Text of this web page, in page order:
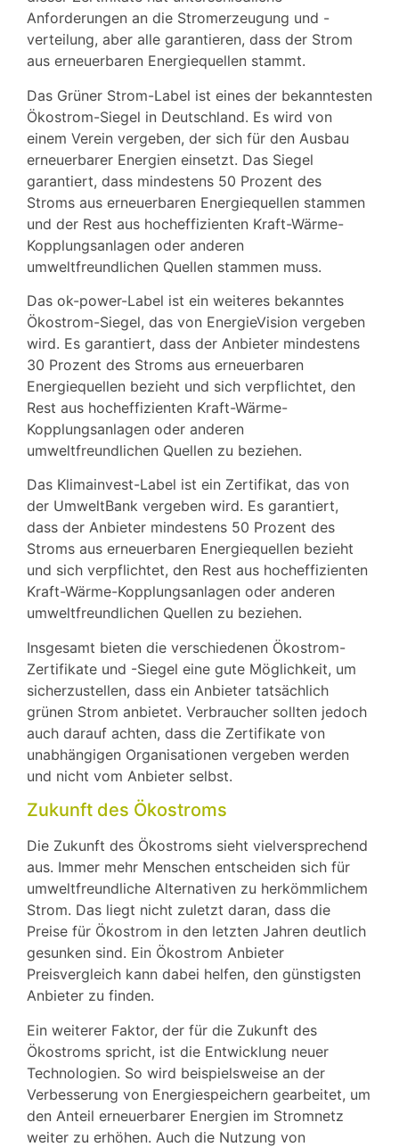
Anforderungen an die Stromerzeugung und -
verteilung, aber alle garantieren, dass der Strom
aus erneuerbaren Energiequellen stammt.
Das Grüner Strom-Label ist eines der bekanntesten
Ökostrom-Siegel in Deutschland. Es wird von
einem Verein vergeben, der sich für den Ausbau
erneuerbarer Energien einsetzt. Das Siegel
garantiert, dass mindestens 50 Prozent des
Stroms aus erneuerbaren Energiequellen stammen
und der Rest aus hocheffizienten Kraft-Wärme-
Kopplungsanlagen oder anderen
umweltfreundlichen Quellen stammen muss.
Das ok-power-Label ist ein weiteres bekanntes
Ökostrom-Siegel, das von EnergieVision vergeben
wird. Es garantiert, dass der Anbieter mindestens
30 Prozent des Stroms aus erneuerbaren
Energiequellen bezieht und sich verpflichtet, den
Rest aus hocheffizienten Kraft-Wärme-
Kopplungsanlagen oder anderen
umweltfreundlichen Quellen zu beziehen.
Das Klimainvest-Label ist ein Zertifikat, das von
der UmweltBank vergeben wird. Es garantiert,
dass der Anbieter mindestens 50 Prozent des
Stroms aus erneuerbaren Energiequellen bezieht
und sich verpflichtet, den Rest aus hocheffizienten
Kraft-Wärme-Kopplungsanlagen oder anderen
umweltfreundlichen Quellen zu beziehen.
Insgesamt bieten die verschiedenen Ökostrom-
Zertifikate und -Siegel eine gute Möglichkeit, um
sicherzustellen, dass ein Anbieter tatsächlich
grünen Strom anbietet. Verbraucher sollten jedoch
auch darauf achten, dass die Zertifikate von
unabhängigen Organisationen vergeben werden
und nicht vom Anbieter selbst.
Zukunft des Ökostroms
Die Zukunft des Ökostroms sieht vielversprechend
aus. Immer mehr Menschen entscheiden sich für
umweltfreundliche Alternativen zu herkömmlichem
Strom. Das liegt nicht zuletzt daran, dass die
Preise für Ökostrom in den letzten Jahren deutlich
gesunken sind. Ein Ökostrom Anbieter
Preisvergleich kann dabei helfen, den günstigsten
Anbieter zu finden.
Ein weiterer Faktor, der für die Zukunft des
Ökostroms spricht, ist die Entwicklung neuer
Technologien. So wird beispielsweise an der
Verbesserung von Energiespeichern gearbeitet, um
den Anteil erneuerbarer Energien im Stromnetz
weiter zu erhöhen. Auch die Nutzung von